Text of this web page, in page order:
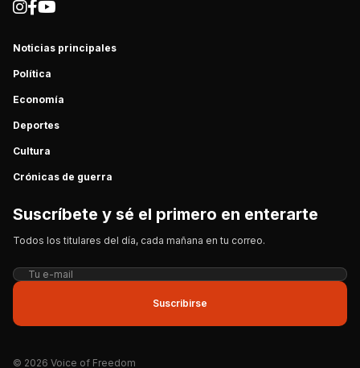
Noticias principales
Política
Economía
Deportes
Cultura
Crónicas de guerra
Suscríbete y sé el primero en enterarte
Todos los titulares del día, cada mañana en tu correo.
Suscribirse
© 2026 Voice of Freedom